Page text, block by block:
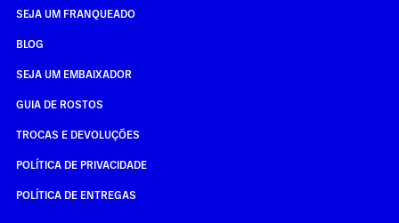
SEJA UM FRANQUEADO
BLOG
SEJA UM EMBAIXADOR
GUIA DE ROSTOS
TROCAS E DEVOLUÇÕES
POLÍTICA DE PRIVACIDADE
POLÍTICA DE ENTREGAS